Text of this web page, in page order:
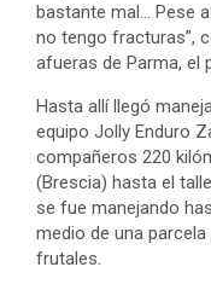
bastante mal… Pese
no tengo fracturas”,
afueras de Parma, el
Hasta allí llegó
equipo Jolly Enduro
compañeros 220
(Brescia) hasta el
se fue manejando
medio de una
frutales.